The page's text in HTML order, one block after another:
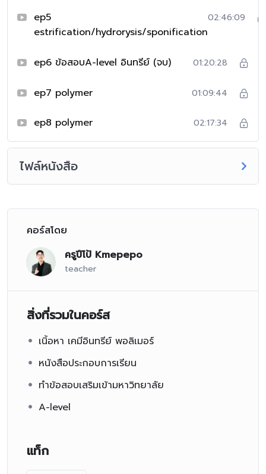
ep5
estrification/hydrorysis/sponification
02:46:09
ep6 ข้อสอบA-level อินทรีย์ (จบ) 01:20:28
ep7 polymer 01:09:44
ep8 polymer 02:17:34
ไฟล์หนังสือ
คอร์สโดย
ครูปีโป้ Kmepepo
teacher
สิ่งที่รวมในคอร์ส
เนิ้อหา เคมีอินทรีย์ พอลิเมอร์
หนังสือประกอบการเรียน
ทำข้อสอบเสริมเข้ามหาวิทยาลัย
A-level
แท็ก